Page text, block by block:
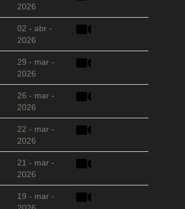
2026
02 - abr -
2026
29 - mar -
2026
26 - mar -
2026
22 - mar -
2026
21 - mar -
2026
19 - mar -